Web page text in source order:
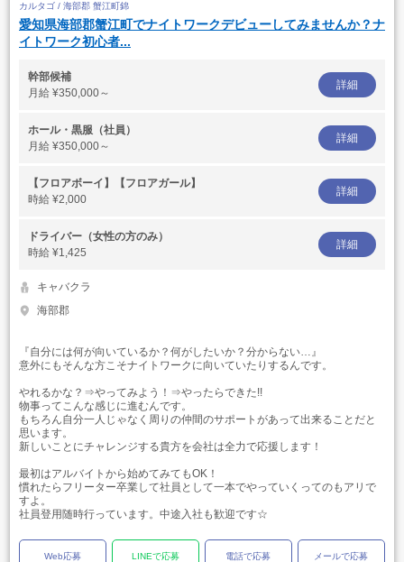
カルタゴ / 海部郡 蟹江町錦
愛知県海部郡蟹江町でナイトワークデビューしてみませんか？ナ
イトワーク初心者...
幹部候補
月給 ¥350,000～
詳細
ホール・黒服（社員）
月給 ¥350,000～
詳細
【フロアボーイ】【フロアガール】
時給 ¥2,000
詳細
ドライバー（女性の方のみ）
時給 ¥1,425
詳細
キャバクラ
海部郡
『自分には何が向いているか？何がしたいか？分からない…』
意外にもそんな方こそナイトワークに向いていたりするんです。
やれるかな？⇒やってみよう！⇒やったらできた!!
物事ってこんな感じに進むんです。
もちろん自分一人じゃなく周りの仲間のサポートがあって出来ることだと
思います。
新しいことにチャレンジする貴方を会社は全力で応援します！
最初はアルバイトから始めてみてもOK！
慣れたらフリーター卒業して社員として一本でやっていくってのもアリで
すよ。
社員登用随時行っています。中途入社も歓迎です☆
Web応募 LINEで応募 電話で応募 メールで応募